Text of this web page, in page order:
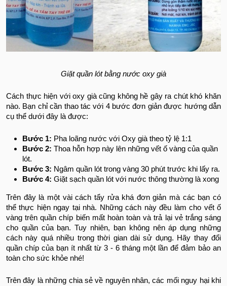
Giặt quần lót bằng nước oxy già
Cách thực hiện với oxy già cũng không hề gây ra chút khó khăn
nào. Bạn chỉ cần thao tác với 4 bước đơn giản được hướng dẫn
cụ thể dưới đây là được:
Bước 1: Pha loãng nước với Oxy già theo tỷ lệ 1:1
Bước 2: Thoa hỗn hợp này lên những vết ố vàng của quần
lót.
Bước 3: Ngâm quần lót trong vàng 30 phút trước khi lấy ra.
Bước 4: Giặt sạch quần lót với nước thông thường là xong
Trên đây là một vài cách tẩy rửa khá đơn giản mà các bạn có
thể thực hiện ngay tại nhà. Những cách này đều làm cho vết ố
vàng trên quần chíp biến mất hoàn toàn và trả lại vẻ trắng sáng
cho quần của bạn. Tuy nhiên, bạn không nên áp dụng những
cách này quá nhiều trong thời gian dài sử dụng. Hãy thay đổi
quần chíp của bạn ít nhất từ 3 - 6 tháng một lần để đảm bảo an
toàn cho sức khỏe nhé!
Trên đây là những chia sẻ về nguyên nhân, các mối nguy hại khi